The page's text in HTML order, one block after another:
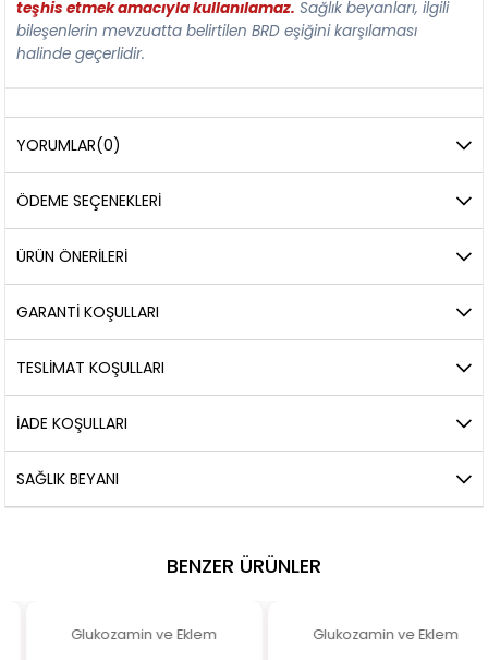
teşhis etmek amacıyla kullanılamaz. Sağlık beyanları, ilgili
bileşenlerin mevzuatta belirtilen BRD eşiğini karşılaması
halinde geçerlidir.
YORUMLAR(0)
ÖDEME SEÇENEKLERI
ÜRÜN ÖNERILERI
GARANTİ KOŞULLARI
TESLİMAT KOŞULLARI
İADE KOŞULLARI
SAĞLIK BEYANI
BENZER ÜRÜNLER
Glukozamin ve Eklem Glukozamin ve Eklem